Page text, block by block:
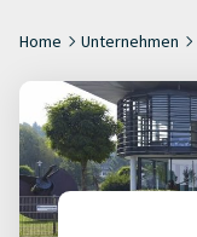
Home Unternehmen